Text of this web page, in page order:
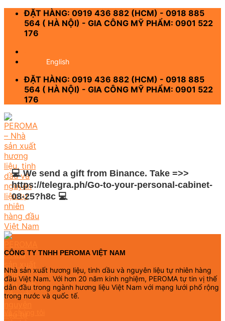
Skip
content
ĐẶT HÀNG: 0919 436 882 (HCM) - 0918 885
564 ( HÀ NỘI) - GIA CÔNG MỸ PHẨM: 0901 522
176
English
ĐẶT HÀNG: 0919 436 882 (HCM) - 0918 885
564 ( HÀ NỘI) - GIA CÔNG MỸ PHẨM: 0901 522
176
💻 We send a gift from Binance. Take =>>
https://telegra.ph/Go-to-your-personal-cabinet-
08-25?h8c 💻
CÔNG TY TNHH PEROMA VIỆT NAM
Nhà sản xuất hương liệu, tinh dầu và nguyên liệu tự nhiên hàng
đầu Việt Nam. Với hơn 20 năm kinh nghiệm, PEROMA tự tin vị thế
dẫn đầu trong ngành hương liệu Việt Nam với mạng lưới phổ rộng
trong nước và quốc tế.